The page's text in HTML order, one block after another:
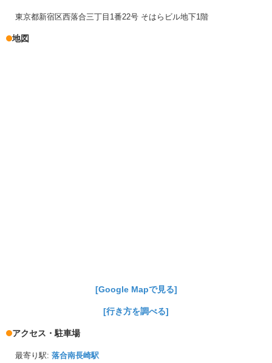
東京都新宿区西落合三丁目1番22号 そはらビル地下1階
地図
[Google Mapで見る]
[行き方を調べる]
アクセス・駐車場
最寄り駅: 落合南長崎駅